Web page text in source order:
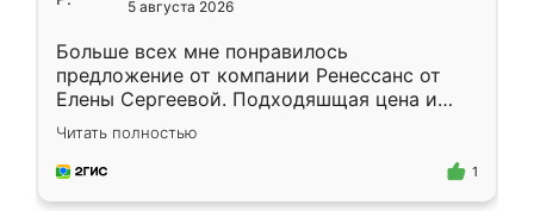
5 августа 2026
Больше всех мне понравилось
предложение от компании Ренессанс от
Елены Сергеевой. Подходяшщая цена и
короткие сроки изготовления. Приехавший
для замера сотрудник Владислав
предложил по моему эскизу самый
Читать полностью
1